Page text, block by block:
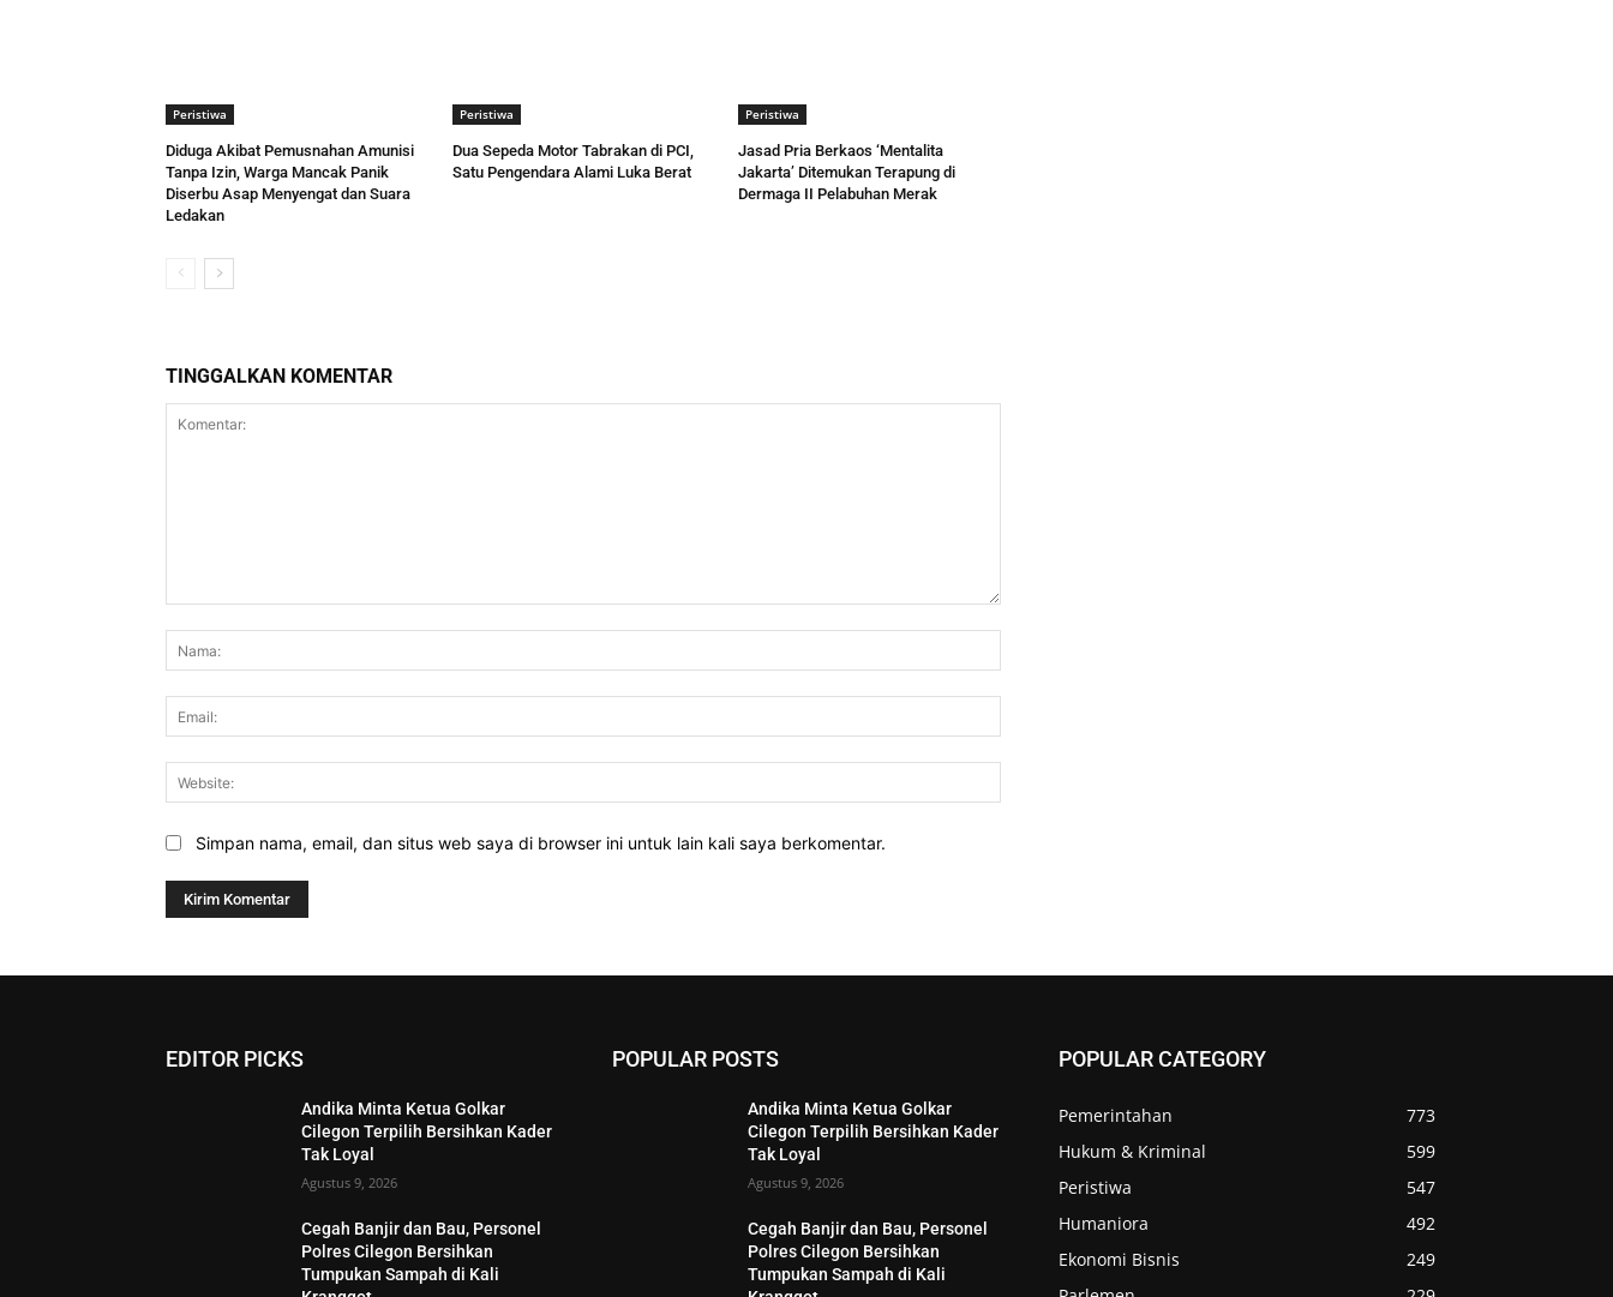
Peristiwa
Diduga Akibat Pemusnahan Amunisi
Tanpa Izin, Warga Mancak Panik
Diserbu Asap Menyengat dan Suara
Ledakan
Peristiwa
Dua Sepeda Motor Tabrakan di PCI,
Satu Pengendara Alami Luka Berat
Peristiwa
Jasad Pria Berkaos ‘Mentalita
Jakarta’ Ditemukan Terapung di
Dermaga II Pelabuhan Merak
TINGGALKAN KOMENTAR
Simpan nama, email, dan situs web saya di browser ini untuk lain kali saya berkomentar.
EDITOR PICKS
Andika Minta Ketua Golkar
Cilegon Terpilih Bersihkan Kader
Tak Loyal
Agustus 9, 2026
Cegah Banjir dan Bau, Personel
Polres Cilegon Bersihkan
Tumpukan Sampah di Kali
POPULAR POSTS
Andika Minta Ketua Golkar
Cilegon Terpilih Bersihkan Kader
Tak Loyal
Agustus 9, 2026
Cegah Banjir dan Bau, Personel
Polres Cilegon Bersihkan
Tumpukan Sampah di Kali
POPULAR CATEGORY
Pemerintahan
773
Hukum & Kriminal
599
Peristiwa
547
Humaniora
492
Ekonomi Bisnis
249